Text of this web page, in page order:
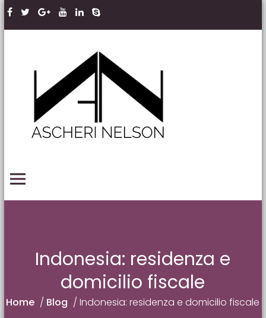
Skip to content
Indonesia: residenza e
domicilio fiscale
Home / Blog /Indonesia: residenza e domicilio fiscale